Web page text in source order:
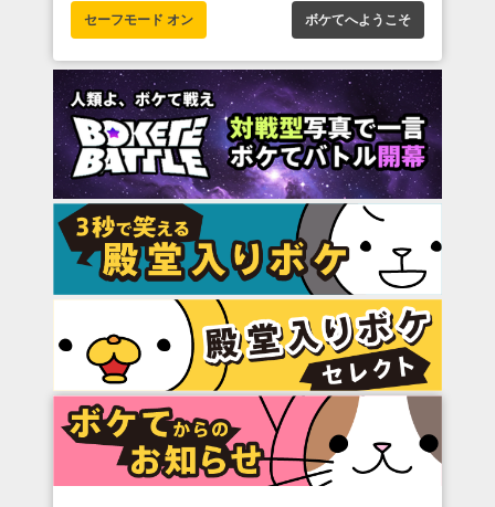
セーフモード オン ボケてへようこそ